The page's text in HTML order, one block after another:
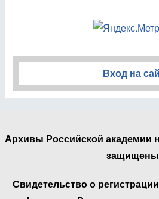
Вход на
Архивы Российской академии
Свидетельство о